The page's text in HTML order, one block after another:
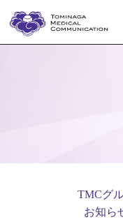
TMCグ
お知ら